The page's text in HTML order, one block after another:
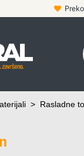
> Rasladne